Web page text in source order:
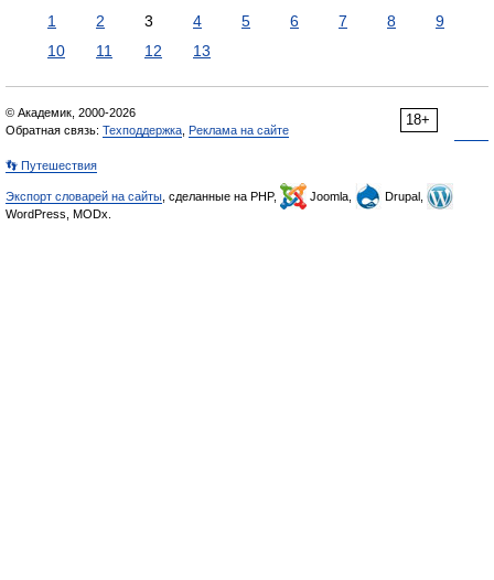
1 2 3 4 5 6 7 8
9
10
11 12 13
18+
© Академик, 2000-2026
Обратная связь: Техподдержка Реклама на сайте
👣 Путешествия
Экспорт словарей на сайты , сделанные на PHP, Joomla,
Drupal,
WordPress, MODx.